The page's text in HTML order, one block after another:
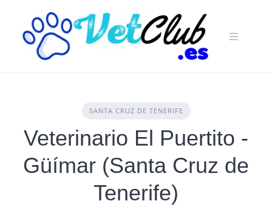
content
SANTA CRUZ DE TENERIFE
Veterinario El Puertito -
Güímar (Santa Cruz de
Tenerife)